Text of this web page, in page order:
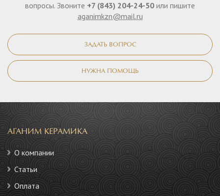
вопросы. Звоните +7 (843) 204-24-50 или пишите
aganimkzn@mail.ru
ЗАДАТЬ ВОПРОС
НУЖНА ПОМОЩЬ
АГАНИМ КЕРАМИКА
О компании
Статьи
Оплата